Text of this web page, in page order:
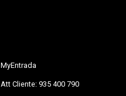
MyEntrada
Att Cliente: 935 400 790